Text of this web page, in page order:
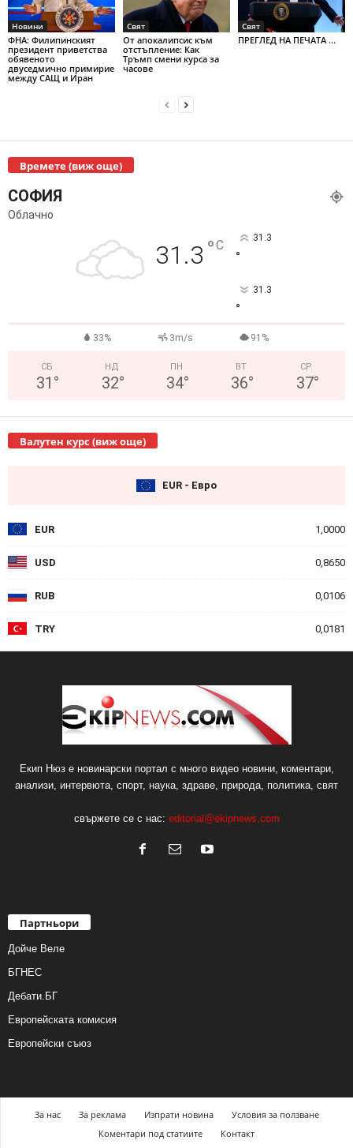
Новини
ФНА: Филипинският
президент приветства
обявеното
двуседмично примирие
между САЩ и Иран
Свят
От апокалипсис към
отстъпление: Как
Тръмп смени курса за
часове
Свят
ПРЕГЛЕД НА ПЕЧАТА ...
Времете (виж още)
СОФИЯ
Облачно
31.3 °C 31.3
°
31.3
°
33% 3m/s 91%
СБ
31 °
НД
32°
ПН
34°
ВТ
36°
СР
37°
Валутен курс (виж още)
EUR - Евро
EUR 1,0000
USD 0,8650
RUB 0,0106
TRY 0,0181
Екип Нюз е новинарски портал с много видео новини, коментари,
анализи, интервюта, спорт, наука, здраве, природа, политика, свят
свържете се с нас: editorial@ekipnews.com
Партньори
Дойче Веле
БГНЕС
Дебати.БГ
Европейската комисия
Европейски съюз
За нас За реклама Изпрати новина
Условия за ползване
Коментари под статиите
Контакт